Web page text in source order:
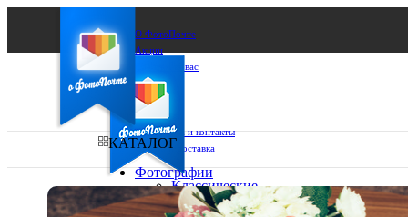
О ФотоПочте
Акции
Сделаем за вас
Бизнесу
FAQ
Франшиза
Поддержка и контакты
Оплата и доставка
Ваш город:
КАТАЛОГ
Фотографии
Классические
фото